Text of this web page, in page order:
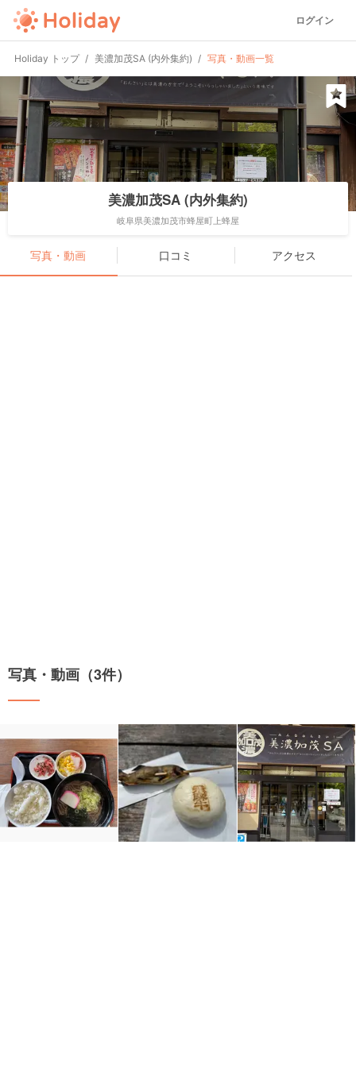
ログイン
Holiday トップ 美濃加茂SA (内外集約) 写真・動画一覧
美濃加茂SA (内外集約)
岐阜県美濃加茂市蜂屋町上蜂屋
写真・動画 口コミ アクセス
写真・動画（3件）